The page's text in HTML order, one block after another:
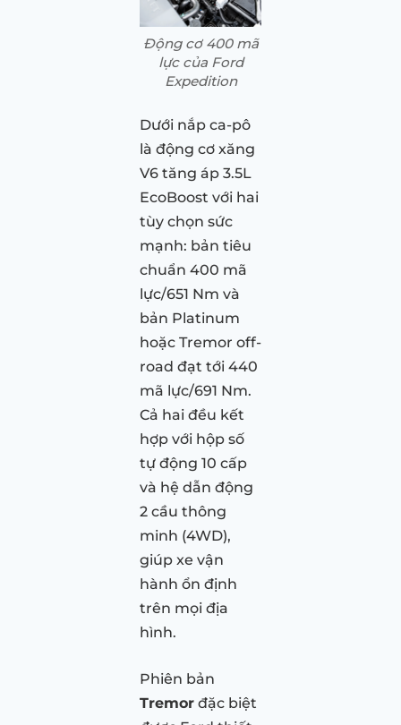
Động cơ 400 mã
lực của Ford
Expedition
Dưới nắp ca-pô
là động cơ xăng
V6 tăng áp 3.5L
EcoBoost với hai
tùy chọn sức
mạnh: bản tiêu
chuẩn 400 mã
lực/651 Nm và
bản Platinum
hoặc Tremor off-
road đạt tới 440
mã lực/691 Nm.
Cả hai đều kết
hợp với hộp số
tự động 10 cấp
và hệ dẫn động
2 cầu thông
minh (4WD),
giúp xe vận
hành ổn định
trên mọi địa
hình.
Phiên bản
Tremor đặc biệt